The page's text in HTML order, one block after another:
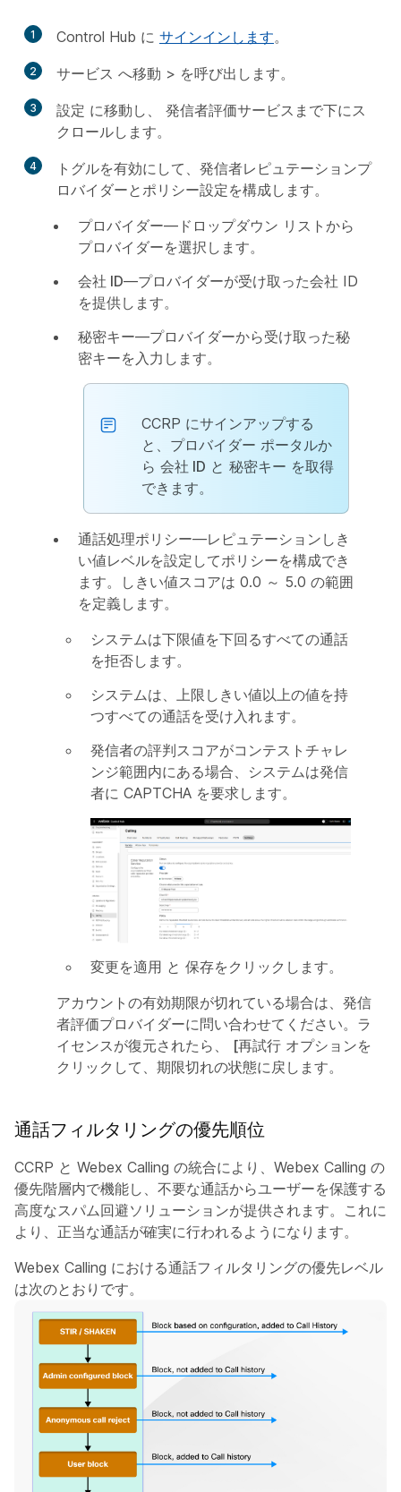
1 Control Hub に サインインします。
2 サービス へ移動 > を呼び出します。
3 設定 に移動し、 発信者評価サービス まで下にス
クロールします。
4
トグルを有効にして、発信者レピュテーションプ
ロバイダーとポリシー設定を構成します。
プロバイダー—ドロップダウン リストから
プロバイダーを選択します。
会社 ID—プロバイダーが受け取った会社 ID
を提供します。
秘密キー—プロバイダーから受け取った秘
密キーを入力します。
CCRP にサインアップする
と、プロバイダー ポータルか
ら 会社 ID と 秘密キー を取得
できます。
通話処理ポリシー—レピュテーションしき
い値レベルを設定してポリシーを構成でき
ます。しきい値スコアは 0.0 ～ 5.0 の範囲
を定義します。
システムは下限値を下回るすべての通話
を拒否します。
システムは、上限しきい値以上の値を持
つすべての通話を受け入れます。
発信者の評判スコアがコンテストチャレ
ンジ範囲内にある場合、システムは発信
者に CAPTCHA を要求します。
変更を適用 と 保存をクリックします。
アカウントの有効期限が切れている場合は、発信
者評価プロバイダーに問い合わせてください。ラ
イセンスが復元されたら、 [再試行 オプションを
クリックして、期限切れの状態に戻します。
通話フィルタリングの優先順位
CCRP と Webex Calling の統合により、Webex Calling の
優先階層内で機能し、不要な通話からユーザーを保護する
高度なスパム回避ソリューションが提供されます。これに
より、正当な通話が確実に行われるようになります。
Webex Calling における通話フィルタリングの優先レベル
は次のとおりです。